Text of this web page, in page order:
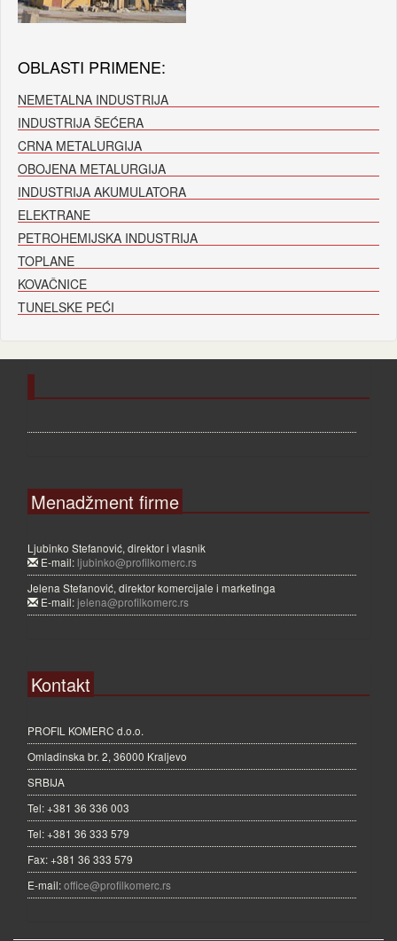
OBLASTI PRIMENE:
NEMETALNA INDUSTRIJA
INDUSTRIJA ŠEĆERA
CRNA METALURGIJA
OBOJENA METALURGIJA
INDUSTRIJA AKUMULATORA
ELEKTRANE
PETROHEMIJSKA INDUSTRIJA
TOPLANE
KOVAČNICE
TUNELSKE PEĆI
Menadžment firme
Ljubinko Stefanović, direktor i vlasnik
E-mail: ljubinko@profilkomerc.rs
Jelena Stefanović, direktor komercijale i marketinga
E-mail:jelena@profilkomerc.rs
Kontakt
PROFIL KOMERC d.o.o.
Omladinska br. 2, 36000 Kraljevo
SRBIJA
Tel: +381 36 336 003
Tel: +381 36 333 579
Fax: +381 36 333 579
E-mail:office@profilkomerc.rs